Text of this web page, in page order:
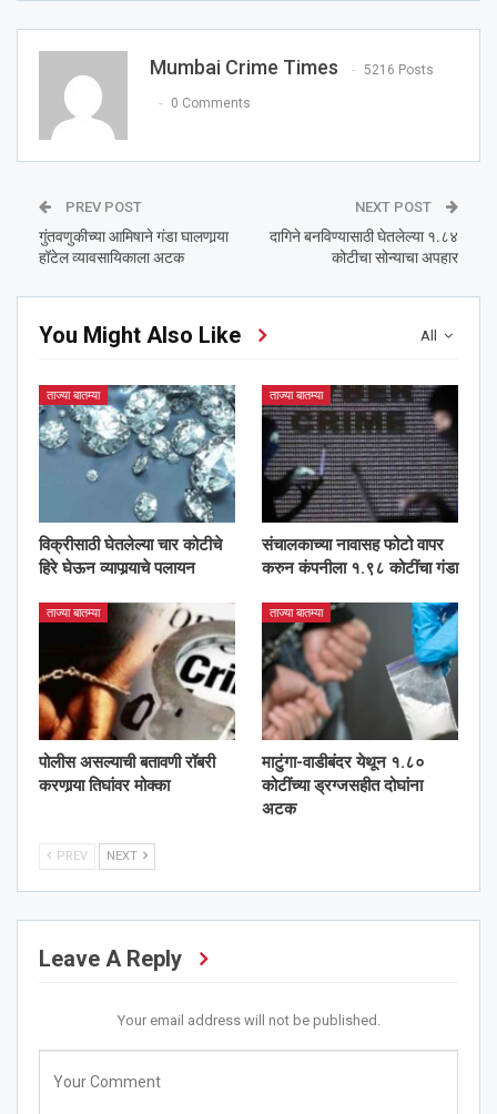
Mumbai Crime Times 5216 Posts
0 Comments
PREV POST
गुंतवणुकीच्या आमिषाने गंडा घालणार्‍या
हॉटेल व्यावसायिकाला अटक
NEXT POST
दागिने बनविण्यासाठी घेतलेल्या १.८४
कोटीचा सोन्याचा अपहार
All
You Might Also Like
ताज्या बातम्या
विक्रीसाठी घेतलेल्या चार कोटीचे
हिरे घेऊन व्यापार्‍याचे पलायन
ताज्या बातम्या
संचालकाच्या नावासह फोटो वापर
करुन कंपनीला १.९८ कोटींचा गंडा
ताज्या बातम्या
पोलीस असल्याची बतावणी रॉबरी
करणार्‍या तिघांवर मोक्का
ताज्या बातम्या
माटुंगा-वाडीबंदर येथून १.८०
कोटींच्या ड्रग्जसहीत दोघांना
अटक
PREV NEXT
Leave A Reply
Your email address will not be published.